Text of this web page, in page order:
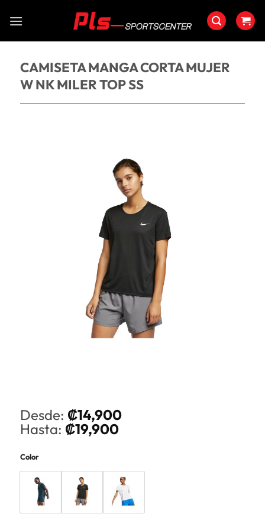
CAMISETA MANGA CORTA MUJER
W NK MILER TOP SS
Desde: ₡14,900
Hasta: ₡19,900
Color